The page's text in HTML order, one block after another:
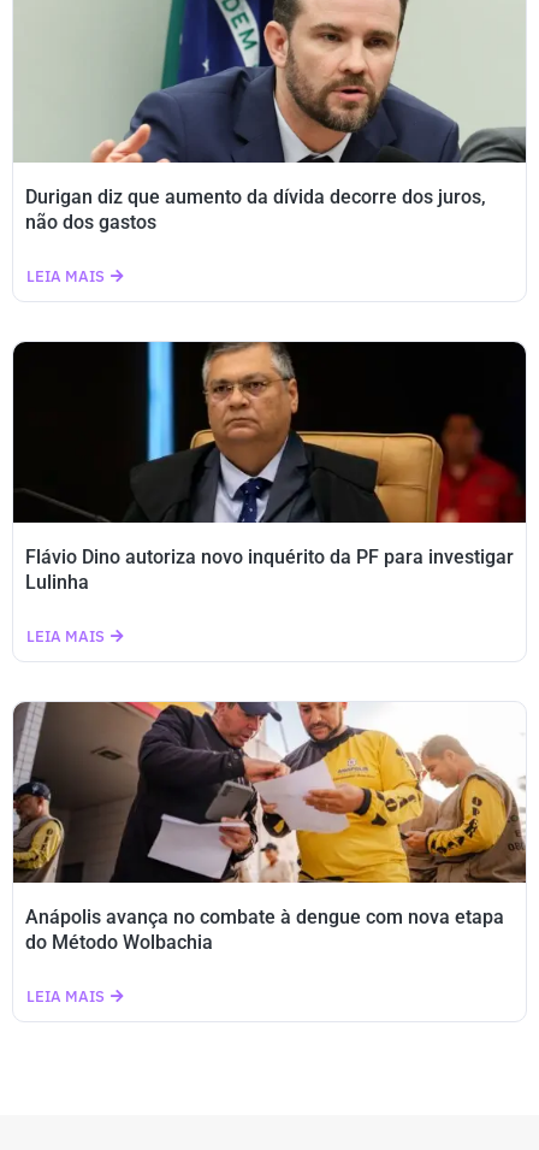
Durigan diz que aumento da dívida decorre dos juros,
não dos gastos
LEIA MAIS
Flávio Dino autoriza novo inquérito da PF para investigar
Lulinha
LEIA MAIS
Anápolis avança no combate à dengue com nova etapa
do Método Wolbachia
LEIA MAIS